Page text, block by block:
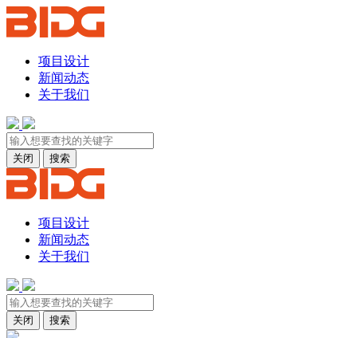
项目设计
新闻动态
关于我们
关闭 搜索
项目设计
新闻动态
关于我们
关闭 搜索